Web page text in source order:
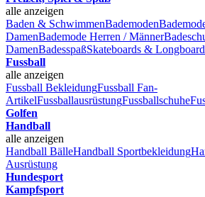
alle anzeigen
Baden & SchwimmenBademoden
DamenBademode Herren / Männer
DamenBadesspaßSkateboards &
Fussball
alle anzeigen
Fussball BekleidungFussball Fan-
ArtikelFussballausrüstungFussballschuhe
Golfen
Handball
alle anzeigen
Handball BälleHandball Sportbekleidung
Ausrüstung
Hundesport
Kampfsport